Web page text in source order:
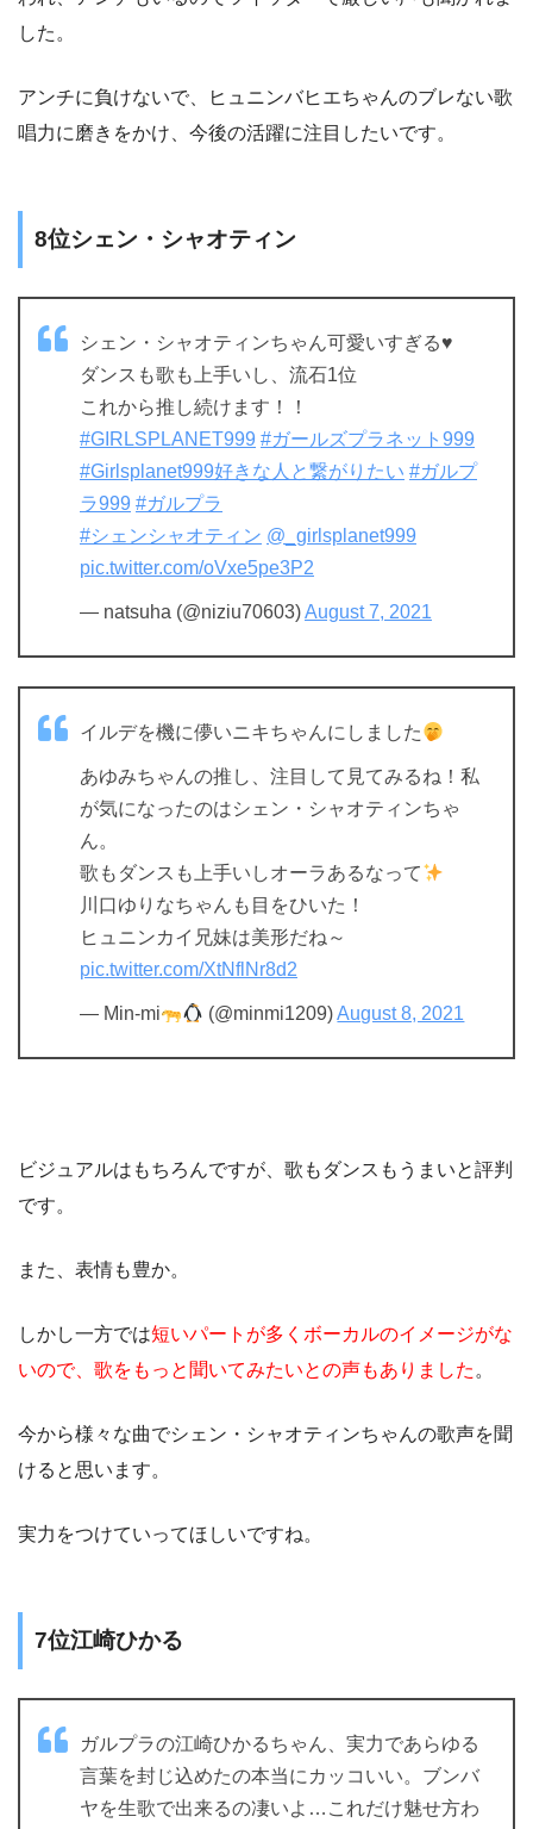
した。
アンチに負けないで、ヒュニンバヒエちゃんのブレない歌
唱力に磨きをかけ、今後の活躍に注目したいです。
8位シェン・シャオティン
シェン・シャオティンちゃん可愛いすぎる♥
ダンスも歌も上手いし、流石1位
これから推し続けます！！
#GIRLSPLANET999 #ガールズプラネット999
#Girlsplanet999好きな人と繋がりたい #ガルプ
ラ999 #ガルプラ
#シェンシャオティン @_girlsplanet999
pic.twitter.com/oVxe5pe3P2
— natsuha (@niziu70603)August 7, 2021
イルデを機に儚いニキちゃんにしました
あゆみちゃんの推し、注目して見てみるね！私
が気になったのはシェン・シャオティンちゃ
ん。
歌もダンスも上手いしオーラあるなって
川口ゆりなちゃんも目をひいた！
ヒュニンカイ兄妹は美形だね～
pic.twitter.com/XtNflNr8d2
— Min-mi (@minmi1209)August 8, 2021
ビジュアルはもちろんですが、歌もダンスもうまいと評判
です。
また、表情も豊か。
しかし一方では短いパートが多くボーカルのイメージがな
いので、歌をもっと聞いてみたいとの声もありました 。
今から様々な曲でシェン・シャオティンちゃんの歌声を聞
けると思います。
実力をつけていってほしいですね。
7位江崎ひかる
ガルプラの江崎ひかるちゃん、実力であらゆる
言葉を封じ込めたの本当にカッコいい。ブンバ
ヤを生歌で出来るの凄いよ…これだけ魅せ方わ